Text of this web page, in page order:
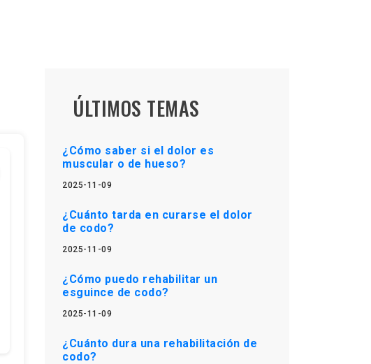
ÚLTIMOS TEMAS
¿Cómo saber si el dolor es
muscular o de hueso?
2025-11-09
¿Cuánto tarda en curarse el dolor
de codo?
2025-11-09
¿Cómo puedo rehabilitar un
esguince de codo?
2025-11-09
¿Cuánto dura una rehabilitación de
codo?